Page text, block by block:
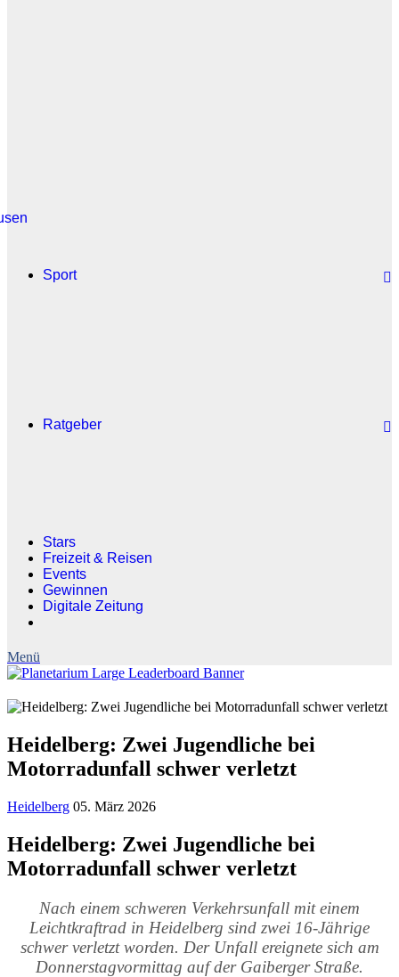
Sport
Ratgeber
Stars
Freizeit & Reisen
Events
Gewinnen
Digitale Zeitung
Heidelberg: Zwei Jugendliche bei
Motorradunfall schwer verletzt
Heidelberg 05. März 2026
Heidelberg: Zwei Jugendliche bei
Motorradunfall schwer verletzt
Nach einem schweren Verkehrsunfall mit einem
Leichtkraftrad in Heidelberg sind zwei 16-Jährige
schwer verletzt worden. Der Unfall ereignete sich am
Donnerstagvormittag auf der Gaiberger Straße.